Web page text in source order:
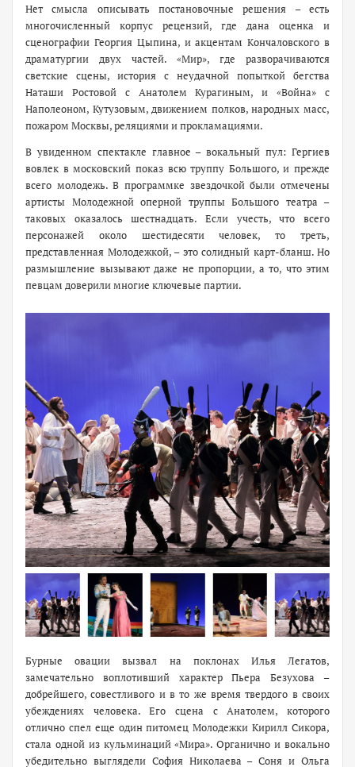
Нет смысла описывать постановочные решения – есть
многочисленный корпус рецензий, где дана оценка и
сценографии Георгия Цыпина, и акцентам Кончаловского в
драматургии двух частей. «Мир», где разворачиваются
светские сцены, история с неудачной попыткой бегства
Наташи Ростовой с Анатолем Курагиным, и «Война» с
Наполеоном, Кутузовым, движением полков, народных масс,
пожаром Москвы, реляциями и прокламациями.
В увиденном спектакле главное – вокальный пул: Гергиев
вовлек в московский показ всю труппу Большого, и прежде
всего молодежь. В программке звездочкой были отмечены
артисты Молодежной оперной труппы Большого театра –
таковых оказалось шестнадцать. Если учесть, что всего
персонажей около шестидесяти человек, то треть,
представленная Молодежкой, – это солидный карт-бланш. Но
размышление вызывают даже не пропорции, а то, что этим
певцам доверили многие ключевые партии.
Бурные овации вызвал на поклонах Илья Легатов,
замечательно воплотивший характер Пьера Безухова –
добрейшего, совестливого и в то же время твердого в своих
убеждениях человека. Его сцена с Анатолем, которого
отлично спел еще один питомец Молодежки Кирилл Сикора,
стала одной из кульминаций «Мира». Органично и вокально
убедительно выглядели София Николаева – Соня и Ольга